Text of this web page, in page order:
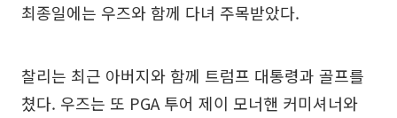
최종일에는 우즈와 함께 다녀 주목받았다.
찰리는 최근 아버지와 함께 트럼프 대통령과 골프를
쳤다. 우즈는 또 PGA 투어 제이 모너핸 커미셔너와